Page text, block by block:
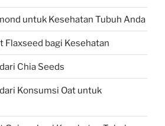
untuk Kesehatan Tubuh Anda
Flaxseed bagi Kesehatan
Chia Seeds
Konsumsi Oat untuk